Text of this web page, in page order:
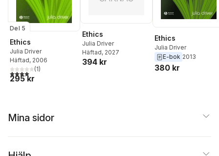
Del 5
Ethics
Julia Driver
Häftad, 2006
4,0utav 5 stjärnor. Totalt antal röster:
(1)
295 kr
Ethics
Julia Driver
Häftad, 2027
394 kr
Ethics
Julia Driver
E-bok 2013
380 kr
Mina sidor